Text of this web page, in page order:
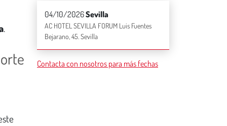
.
o
*
04/10/2026Sevilla
AC HOTEL SEVILLA FORUM Luis Fuentes
Bejarano, 45. Sevilla
Contacta con nosotros para más fechas